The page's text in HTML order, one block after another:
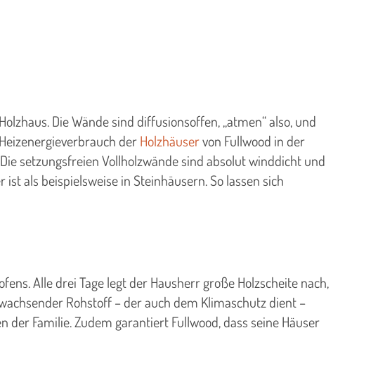
Die Wände sind diffusionsoffen, „atmen“ also, und
derHolzhäuservon Fullwood in der
setzungsfreien Vollholzwände sind absolut winddicht und
als beispielsweise in Steinhäusern. So lassen sich
Alle drei Tage legt der Hausherr große Holzscheite nach,
Rohstoff – der auch dem Klimaschutz dient –
Familie. Zudem garantiert Fullwood, dass seine Häuser